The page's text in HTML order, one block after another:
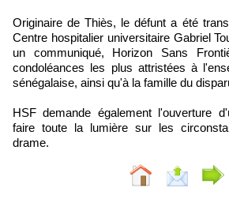
Originaire de Thiès, le défunt a été
Centre hospitalier universitaire Gabriel
un communiqué, Horizon Sans
condoléances les plus attristées à
sénégalaise, ainsi qu'à la famille du
HSF demande également l'ouverture
faire toute la lumière sur les
drame.